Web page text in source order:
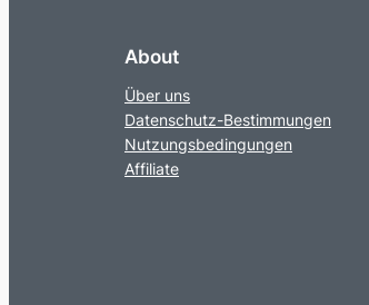
About
Über uns
Datenschutz-Bestimmungen
Nutzungsbedingungen
Affiliate